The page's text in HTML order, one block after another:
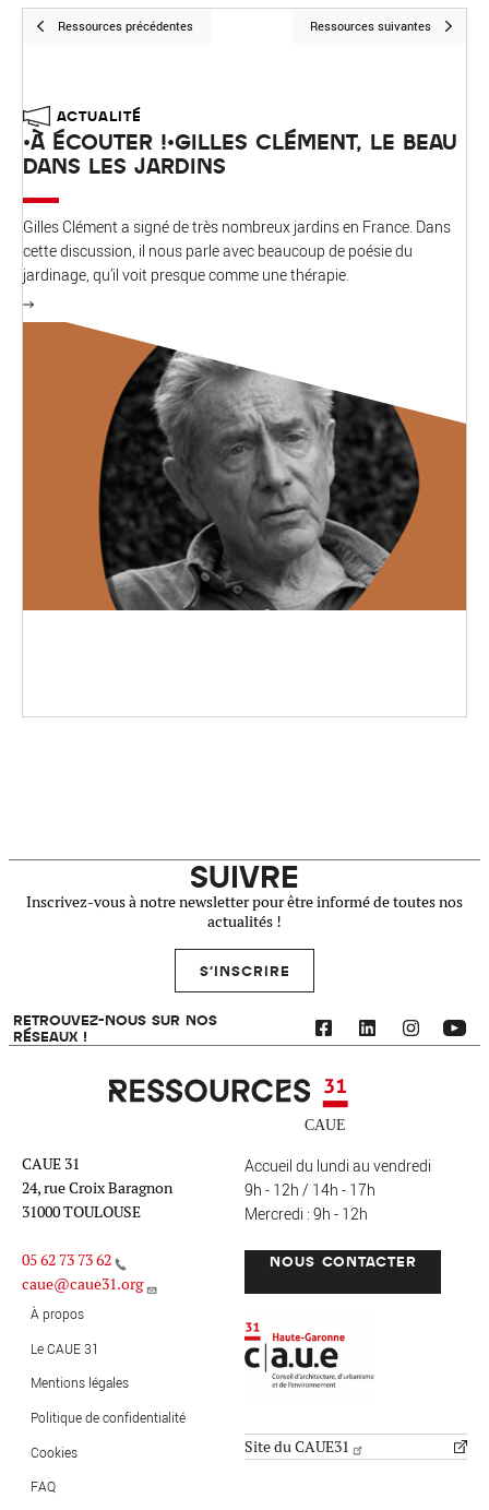
Ressources précédentes Ressources suivantes
ACTUALITÉ
•À ÉCOUTER !•GILLES CLÉMENT, LE BEAU
DANS LES JARDINS
Gilles Clément a signé de très nombreux jardins en France. Dans
cette discussion, il nous parle avec beaucoup de poésie du
jardinage, qu’il voit presque comme une thérapie.
SUIVRE
Inscrivez-vous à notre newsletter pour être informé de toutes nos
actualités !
S'INSCRIRE
RETROUVEZ-NOUS SUR NOS
RÉSEAUX !
Ressources 31
CAUE 31
24, rue Croix Baragnon
31000 TOULOUSE
05 62 73 73 62
caue@caue31.org
Accueil du lundi au vendredi
9h - 12h / 14h - 17h
Mercredi : 9h - 12h
NOUS CONTACTER
MENU PIED DE PAGE
À propos
Le CAUE 31
Mentions légales
Politique de confidentialité
Cookies
FAQ
Site du CAUE31